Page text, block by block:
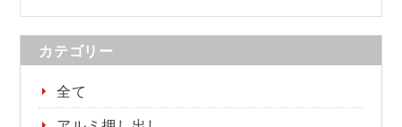
カテゴリー
全て